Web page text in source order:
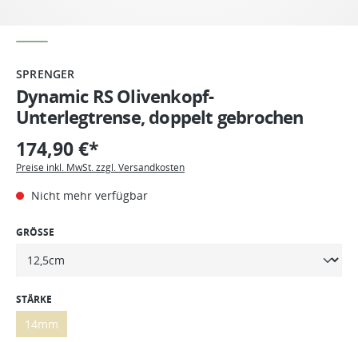
SPRENGER
Dynamic RS Olivenkopf-
Unterlegtrense, doppelt gebrochen
174,90 €*
Preise inkl. MwSt. zzgl. Versandkosten
Nicht mehr verfügbar
GRÖSSE
STÄRKE
14mm